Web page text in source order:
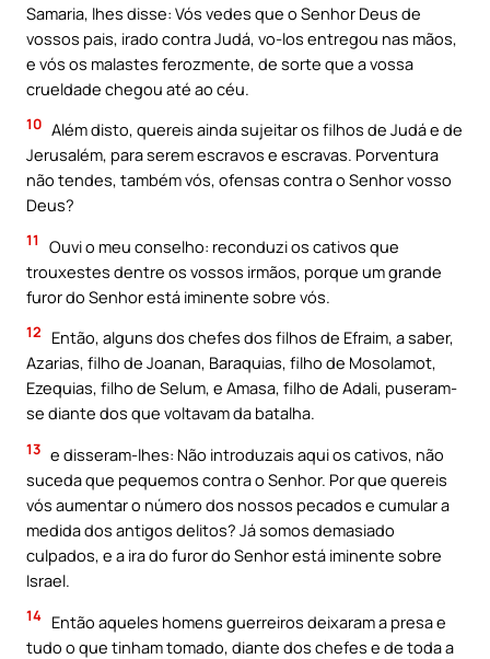
Samaria, lhes disse: Vós vedes que o Senhor Deus de
vossos pais, irado contra Judá, vo-los entregou nas mãos,
e vós os malastes ferozmente, de sorte que a vossa
crueldade chegou até ao céu.
10 Além disto, quereis ainda sujeitar os filhos de Judá e de
Jerusalém, para serem escravos e escravas. Porventura
não tendes, também vós, ofensas contra o Senhor vosso
Deus?
11
Ouvi o meu conselho: reconduzi os cativos que
trouxestes dentre os vossos irmãos, porque um grande
furor do Senhor está iminente sobre vós.
12
Então, alguns dos chefes dos filhos de Efraim, a saber,
Azarias, filho de Joanan, Baraquias, filho de Mosolamot,
Ezequias, filho de Selum, e Amasa, filho de Adali, puseram-
se diante dos que voltavam da batalha.
13 e disseram-lhes: Não introduzais aqui os cativos, não
suceda que pequemos contra o Senhor. Por que quereis
vós aumentar o número dos nossos pecados e cumular a
medida dos antigos delitos? Já somos demasiado
culpados, e a ira do furor do Senhor está iminente sobre
Israel.
14 Então aqueles homens guerreiros deixaram a presa e
tudo o que tinham tomado, diante dos chefes e de toda a